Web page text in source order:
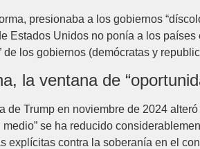
presionaba a los gobiernos
Estados Unidos no ponía a los
de los gobiernos (demócratas y
la ventana de
de Trump en noviembre de 2024
medio” se ha reducido
explícitas contra la soberanía en el